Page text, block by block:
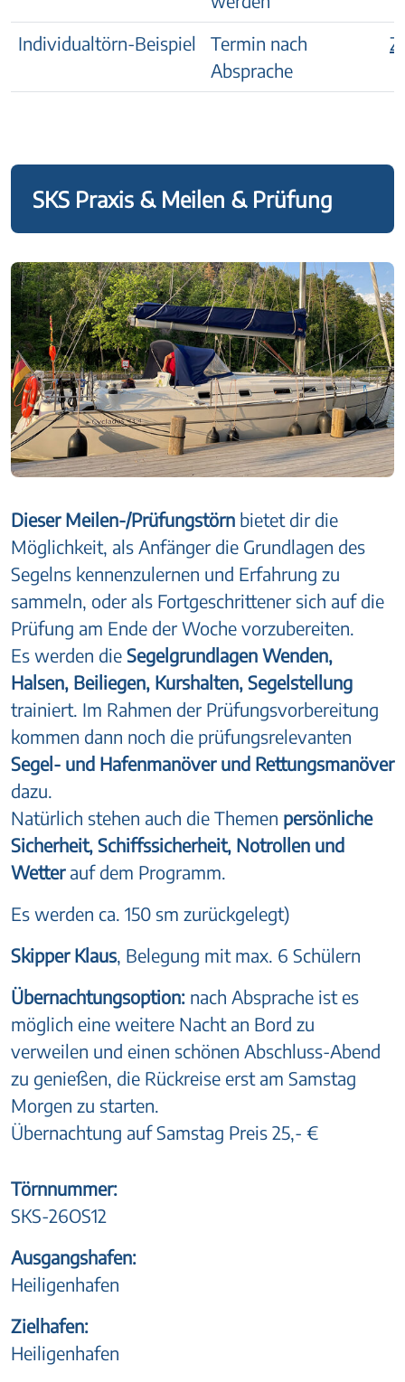
Individualtörn-Beispiel
Termin nach
Absprache
SKS Praxis & Meilen & Prüfung
Dieser Meilen-/Prüfungstörn bietet dir die
Möglichkeit, als Anfänger die Grundlagen des
Segelns kennenzulernen und Erfahrung zu
sammeln, oder als Fortgeschrittener sich auf die
Prüfung am Ende der Woche vorzubereiten.
Es werden die Segelgrundlagen Wenden,
Halsen, Beiliegen, Kurshalten, Segelstellung
trainiert. Im Rahmen der Prüfungsvorbereitung
kommen dann noch die prüfungsrelevanten
Segel- und Hafenmanöver und Rettungsmanöver
dazu.
Natürlich stehen auch die Themen persönliche
Sicherheit, Schiffssicherheit, Notrollen und
Wetterauf dem Programm.
Es werden ca. 150 sm zurückgelegt)
Skipper Klaus, Belegung mit max. 6 Schülern
Übernachtungsoption: nach Absprache ist es
möglich eine weitere Nacht an Bord zu
verweilen und einen schönen Abschluss-Abend
zu genießen, die Rückreise erst am Samstag
Morgen zu starten.
Übernachtung auf Samstag Preis 25,- €
Törnnummer:
SKS-26OS12
Ausgangshafen:
Heiligenhafen
Zielhafen:
Heiligenhafen